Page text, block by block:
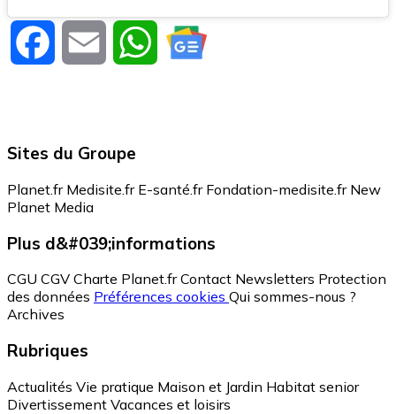
Facebook Email WhatsApp
Sites du Groupe
Planet.fr Medisite.fr E-santé.fr Fondation-medisite.fr New
Planet Media
Plus d&#039;informations
CGU CGV Charte Planet.fr Contact Newsletters Protection
des données Préférences cookies Qui sommes-nous ?
Archives
Rubriques
Actualités Vie pratique Maison et Jardin Habitat senior
Divertissement Vacances et loisirs